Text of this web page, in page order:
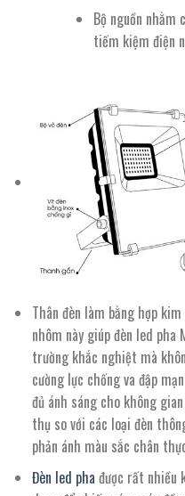
Bộ nguồn nhằm
tiếm kiệm điện
Thân đèn làm bằng hợp
nhôm này giúp đèn led
trường khắc nghiệt mà
cường lực chống va đập
đủ ánh sáng cho không
thụ so với các loại đèn
phản ánh màu sắc chân
Đèn led pha được rất nhiều